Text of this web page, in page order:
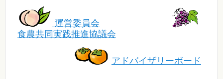
運営委員会
食農共同実践推進協議会
アドバイザリーボード